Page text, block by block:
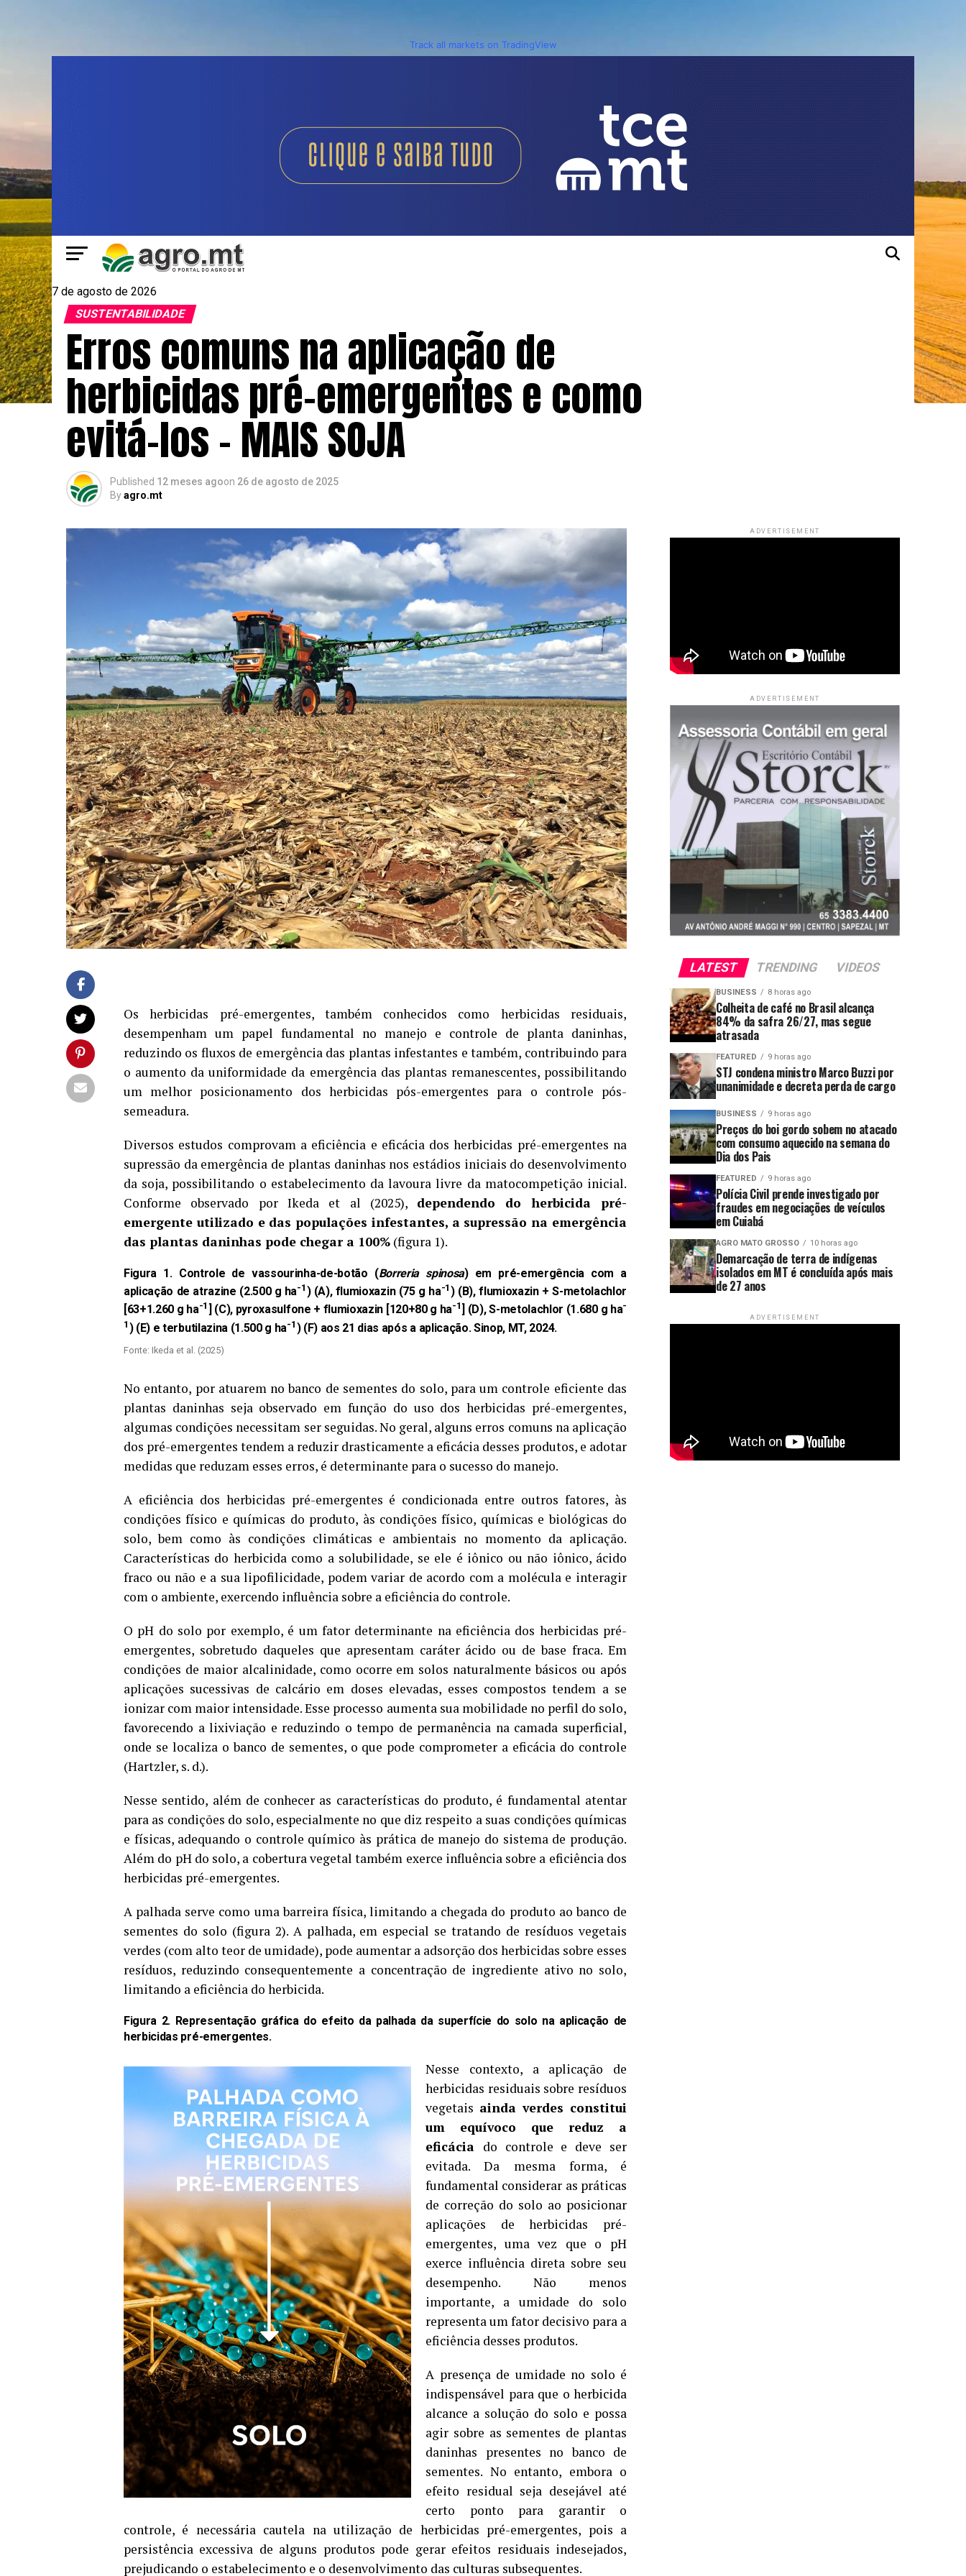
Track all markets on TradingView
7 de agosto de 2026
SUSTENTABILIDADE
Erros comuns na aplicação de
herbicidas pré-emergentes e como
evitá-los – MAIS SOJA
Published 12 meses agoon 26 de agosto de 2025
Byagro.mt
Os herbicidas pré-emergentes, também conhecidos como herbicidas residuais,
desempenham um papel fundamental no manejo e controle de planta daninhas,
reduzindo os fluxos de emergência das plantas infestantes e também, contribuindo para
o aumento da uniformidade da emergência das plantas remanescentes, possibilitando
um melhor posicionamento dos herbicidas pós-emergentes para o controle pós-
semeadura.
Diversos estudos comprovam a eficiência e eficácia dos herbicidas pré-emergentes na
supressão da emergência de plantas daninhas nos estádios iniciais do desenvolvimento
da soja, possibilitando o estabelecimento da lavoura livre da matocompetição inicial.
Conforme observado por Ikeda et al (2025), dependendo do herbicida pré-
emergente utilizado e das populações infestantes, a supressão na emergência
das plantas daninhas pode chegar a 100% (figura 1).
Figura 1. Controle de vassourinha-de-botão (Borreria spinosa) em pré-emergência com a
aplicação de atrazine (2.500 g ha-1 ) (A), flumioxazin (75 g ha-1 ) (B), flumioxazin + S-metolachlor
[63+1.260 g ha-1 ] (C), pyroxasulfone + flumioxazin [120+80 g ha-1 ] (D), S-metolachlor (1.680 g ha-
1 ) (E) e terbutilazina (1.500 g ha-1 ) (F) aos 21 dias após a aplicação. Sinop, MT, 2024.
Fonte: Ikeda et al. (2025)
No entanto, por atuarem no banco de sementes do solo, para um controle eficiente das
plantas daninhas seja observado em função do uso dos herbicidas pré-emergentes,
algumas condições necessitam ser seguidas. No geral, alguns erros comuns na aplicação
dos pré-emergentes tendem a reduzir drasticamente a eficácia desses produtos, e adotar
medidas que reduzam esses erros, é determinante para o sucesso do manejo.
A eficiência dos herbicidas pré-emergentes é condicionada entre outros fatores, às
condições físico e químicas do produto, às condições físico, químicas e biológicas do
solo, bem como às condições climáticas e ambientais no momento da aplicação.
Características do herbicida como a solubilidade, se ele é iônico ou não iônico, ácido
fraco ou não e a sua lipofilicidade, podem variar de acordo com a molécula e interagir
com o ambiente, exercendo influência sobre a eficiência do controle.
O pH do solo por exemplo, é um fator determinante na eficiência dos herbicidas pré-
emergentes, sobretudo daqueles que apresentam caráter ácido ou de base fraca. Em
condições de maior alcalinidade, como ocorre em solos naturalmente básicos ou após
aplicações sucessivas de calcário em doses elevadas, esses compostos tendem a se
ionizar com maior intensidade. Esse processo aumenta sua mobilidade no perfil do solo,
favorecendo a lixiviação e reduzindo o tempo de permanência na camada superficial,
onde se localiza o banco de sementes, o que pode comprometer a eficácia do controle
(Hartzler, s. d.).
Nesse sentido, além de conhecer as características do produto, é fundamental atentar
para as condições do solo, especialmente no que diz respeito a suas condições químicas
e físicas, adequando o controle químico às prática de manejo do sistema de produção.
Além do pH do solo, a cobertura vegetal também exerce influência sobre a eficiência dos
herbicidas pré-emergentes.
A palhada serve como uma barreira física, limitando a chegada do produto ao banco de
sementes do solo (figura 2). A palhada, em especial se tratando de resíduos vegetais
verdes (com alto teor de umidade), pode aumentar a adsorção dos herbicidas sobre esses
resíduos, reduzindo consequentemente a concentração de ingrediente ativo no solo,
limitando a eficiência do herbicida.
Figura 2. Representação gráfica do efeito da palhada da superfície do solo na aplicação de
herbicidas pré-emergentes.
Nesse contexto, a aplicação de
herbicidas residuais sobre resíduos
vegetais ainda verdes constitui
um equívoco que reduz a
eficácia do controle e deve ser
evitada. Da mesma forma, é
fundamental considerar as práticas
de correção do solo ao posicionar
aplicações de herbicidas pré-
emergentes, uma vez que o pH
exerce influência direta sobre seu
desempenho. Não menos
importante, a umidade do solo
representa um fator decisivo para a
eficiência desses produtos.
A presença de umidade no solo é
indispensável para que o herbicida
alcance a solução do solo e possa
agir sobre as sementes de plantas
daninhas presentes no banco de
sementes. No entanto, embora o
efeito residual seja desejável até
certo ponto para garantir o
controle, é necessária cautela na utilização de herbicidas pré-emergentes, pois a
persistência excessiva de alguns produtos pode gerar efeitos residuais indesejados,
prejudicando o estabelecimento e o desenvolvimento das culturas subsequentes.
ADVERTISEMENT
ADVERTISEMENT
LATEST TRENDING VIDEOS
BUSINESS 8 horas ago
Colheita de café no Brasil alcança
84% da safra 26/27, mas segue
atrasada
FEATURED 9 horas ago
STJ condena ministro Marco Buzzi por
unanimidade e decreta perda de cargo
BUSINESS 9 horas ago
Preços do boi gordo sobem no atacado
com consumo aquecido na semana do
Dia dos Pais
FEATURED 9 horas ago
Polícia Civil prende investigado por
fraudes em negociações de veículos
em Cuiabá
AGRO MATO GROSSO 10 horas ago
Demarcação de terra de indígenas
isolados em MT é concluída após mais
de 27 anos
ADVERTISEMENT